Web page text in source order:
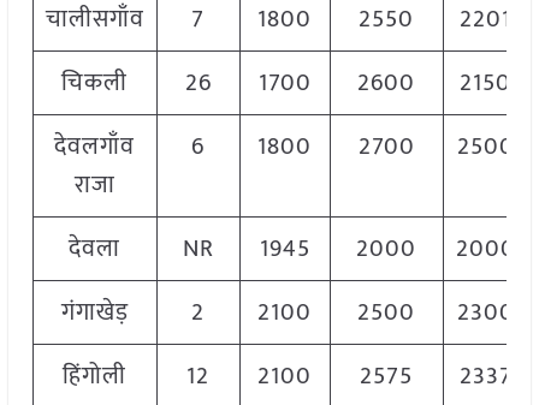
चालीसगाँव 7 1800 2550
2201
चिकली
26 1700 2600
2150
देवलगाँव
राजा
6 1800 2700 2500
देवला NR 1945 2000
2000
गंगाखेड़
2 2100 2500
2300
हिंगोली
12 2100 2575
2337